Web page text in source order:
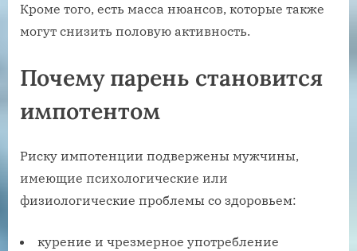
Кроме того, есть масса нюансов, которые также
могут снизить половую активность.
Почему парень становится
импотентом
Риску импотенции подвержены мужчины,
имеющие психологические или
физиологические проблемы со здоровьем:
курение и чрезмерное употребление